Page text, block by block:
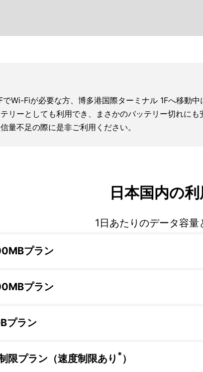
Wi-Fiが必要な方、博多港国際ターミナル 1Fへ移動中
リーとしても利用でき、まさかのバッテリー切れに
量不足の際に是非ご利用ください。
日本国内の
1日あたりのデータ容量
プラン
プラン
プラン
限プラン（速度制限あり * ）